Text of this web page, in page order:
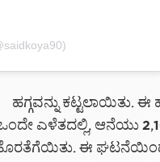
ಕಟ್ಟಲಾಯಿತು. ಈ
ಎಳೆತದಲ್ಲಿ, ಆನೆಯು
ಹೊರತೆಗೆಯಿತು. ಈ